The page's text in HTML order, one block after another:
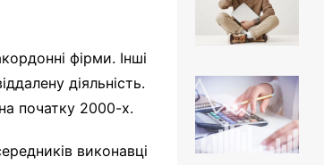
фірми. Інші
діяльність.
початку 2000-х.
виконавці